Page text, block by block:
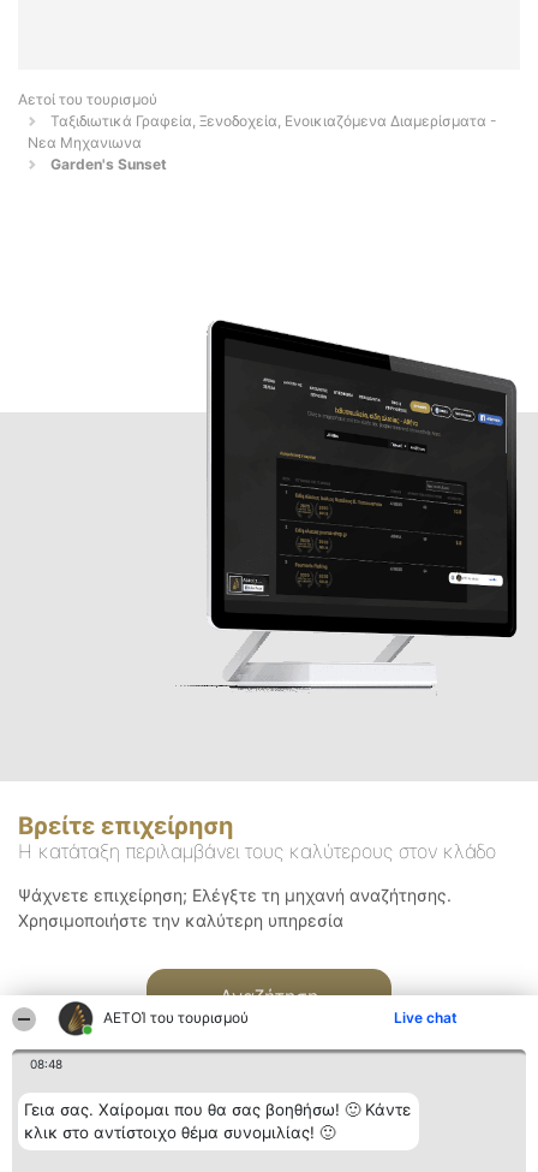
ΑΕΤΟΊ του τουρισμού Live chat
08:48
Γεια σας. Χαίρομαι που θα σας βοηθήσω! 🙂 Κάντε
κλικ στο αντίστοιχο θέμα συνομιλίας! 🙂
Αετοί του τουρισμού
Ταξιδιωτικά Γραφεία, Ξενοδοχεία, Ενοικιαζόμενα Διαμερίσματα -
Νεα Μηχανιωνα
Garden's Sunset
Βρείτε επιχείρηση
Η κατάταξη περιλαμβάνει τους καλύτερους στον κλάδο
Ψάχνετε επιχείρηση; Ελέγξτε τη μηχανή αναζήτησης.
Χρησιμοποιήστε την καλύτερη υπηρεσία
Αναζήτηση